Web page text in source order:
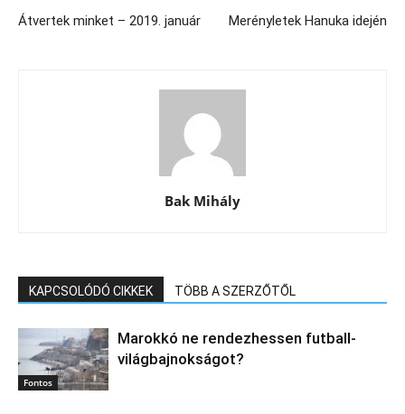
Átvertek minket – 2019. január Merényletek Hanuka idején
Bak Mihály
KAPCSOLÓDÓ CIKKEK TÖBB A SZERZŐTŐL
Fontos
Marokkó ne rendezhessen futball-
világbajnokságot?